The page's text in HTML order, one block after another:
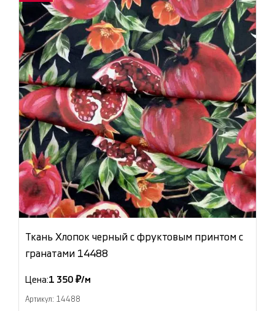
Ткань Хлопок черный с фруктовым принтом с
гранатами 14488
Цена:1 350 ₽/м
Артикул: 14488